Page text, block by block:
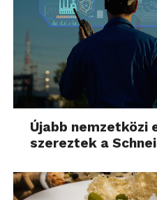
Újabb nemzetközi
szereztek a